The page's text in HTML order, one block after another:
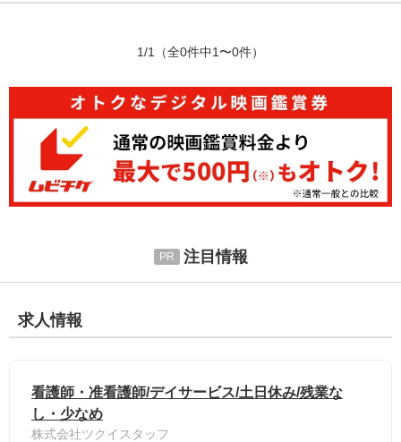
1/1 （全0件中1〜0件）
注目情報
求人情報
看護師・准看護師/デイサービス/土日休み/残業な
し・少なめ
株式会社ツクイスタッフ